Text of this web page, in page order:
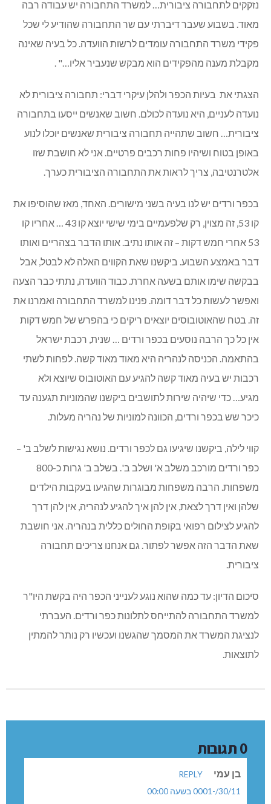
נזקקים לתחבורה ציבורית… למשרד התחבורה יש עבודה רבה
מאוד. בשבוע שעבר דיברתי עם שר התחבורה שהודיע לי שכל
פקידי משרד התחבורה עומדים לרשות הוועדה. כל בעיה שאינה
מקבלת מענה מהפקידים הוא מבקש שנעביר אליו…" .
הצגתי את בעיות הכפר ולהלן עיקרי דברי: תחבורה ציבורית לא
נועדה לעניים, היא נועדה לכולם. חשוב שאנשים ייסעו בתחבורה
ציבורית… חשוב שתהייה תחבורה ציבורית שאנשים יוכלו לנוע
באופן בטוח ושיהיו פחות רכבים פרטיים. אני לא חושבת שזו
אלטרנטיבה, צריך לראות את התחבורה הציבורית כערך.
בכפר ורדים יש לנו בעיה בשני מישורים. האחד, מאז שהוסיפו את
קו 53, זה מצוין, רק שלפעמיים בימי שישי יוצא קו 43 … אחריו קו
53 אחרי חמש דקות – זה אותו נתיב. אותו הדבר בצהריים ואותו
דבר באמצע השבוע. ביקשנו שאת הקווים האלה לא לבטל, אבל
בבקשה שימו אותם בשעה אחרת. כבוד הוועדה, נתתי כבר הצעה
ואפשר לעשות כל דבר דומה. פנינו למשרד התחבורה ואמרנו את
זה. בטח שהאוטובוסים יוצאים ריקים כי בהפרש של חמש דקות
אין כל כך הרבה נוסעים בכפר ורדים … שנית, רכבת ישראל
בהתאמה. הכניסה לנהריה היא מאוד מאוד קשה. לפחות לשתי
רכבות יש בעיה מאוד קשה להגיע עם האוטובוס שיוצא ולא
מגיע… כדי שיהיה שירות לתושבים ביקשנו שהמוניות תגענה עד
כיכר שש בכפר ורדים, הכוונה למוניות של נהריה מעלות.
קווי לילה, ביקשנו שיגיעו גם לכפר ורדים. נושא נגישות לשלב ב' –
כפר ורדים מורכב משלב א' ושלב ב'. בשלב ב' גרות כ-800
משפחות. הרבה משפחות מבוגרות שהגיעו בעקבות הילדים
שלהן ואין דרך לצאת, אין להן איך להגיע לנהריה, אין להן דרך
להגיע לצילום רפואי בקופת החולים כללית בנהריה. אני חושבת
שאת הדבר הזה אפשר לפתור. גם אנחנו צריכים תחבורה
ציבורית.
סיכום הדיון: עד כמה שהוא נוגע לענייני הכפר היה בקשת היו"ר
למשרד התחבורה להתייחס לתלונות כפר ורדים. העברתי
לנציגת המשרד את המסמך שהגשנו ועכשיו רק נותר להמתין
לתוצאות.
0 תגובות
בן עמי
REPLY
30/11/-0001 בשעה 00:00